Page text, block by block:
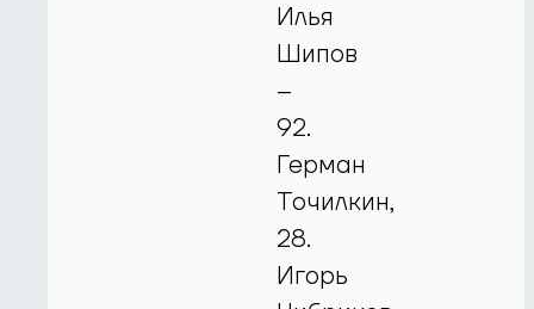
Илья
Шипов
–
92.
Герман
Точилкин,
28.
Игорь